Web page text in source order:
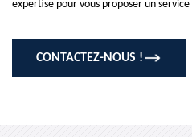
expertise pour vous proposer un
CONTACTEZ-NOUS !